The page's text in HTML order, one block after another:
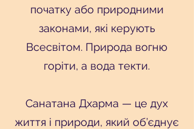
початку або природними
законами, які керують
Всесвітом. Природа вогню
горіти, а вода текти.
Санатана Дхарма — це дух
життя і природи, який об’єднує